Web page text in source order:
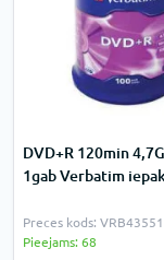
DVD+R 120min
1gab Verbatim
Preces kods: VRB43551
Pieejams: 68